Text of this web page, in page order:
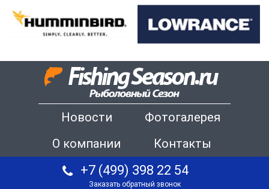
Новости
Фотогалерея
О компании
Контакты
+7 (499) 398 22 54
Заказать обратный звонок